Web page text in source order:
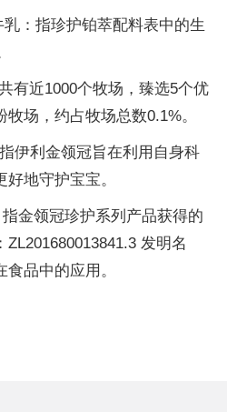
：指珍护铂萃配料表中的生
有近1000个牧场，臻选5个优
牧场，约占牧场总数0.1%。
伊利金领冠旨在利用自身科
地守护宝宝。
金领冠珍护系列产品获得的
发明名
品中的应用。